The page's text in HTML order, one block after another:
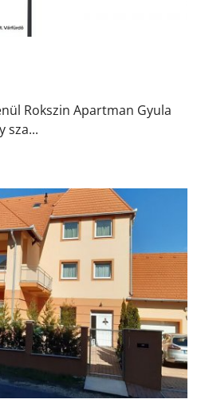
Rokszin Apartman Gyula
sza...